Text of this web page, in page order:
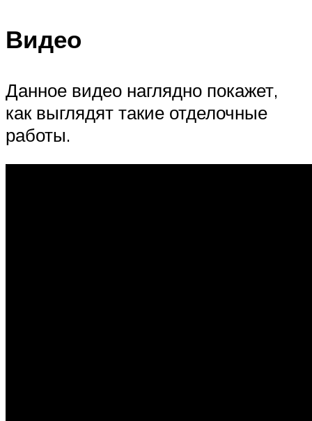
Видео
Данное видео наглядно покажет,
как выглядят такие отделочные
работы.